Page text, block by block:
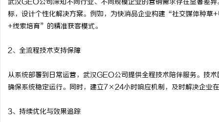
武汉GEO公司深知不同行业、不同规模企业的营销需求存在显著差
标，设计个性化解决方案。例如，为快消品企业构建“社交媒体种
+线索培育”的精准获客模式。
2、全流程技术支持保障
从系统部署到日常运营，武汉GEO公司提供全程技术陪伴服务。技
确保系统稳定运行。同时，建立7×24小时响应机制，及时解决企业
3、持续优化与效果追踪